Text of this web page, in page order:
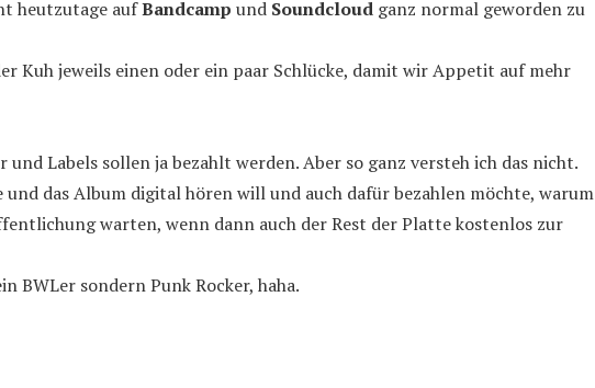
heutzutage aufBandcamp und Soundcloud ganz normal geworden zu
Kuh jeweils einen oder ein paar Schlücke, damit wir Appetit auf mehr
und Labels sollen ja bezahlt werden. Aber so ganz versteh ich das nicht.
das Album digital hören will und auch dafür bezahlen möchte, warum
warten, wenn dann auch der Rest der Platte kostenlos zur
BWLer sondern Punk Rocker, haha.